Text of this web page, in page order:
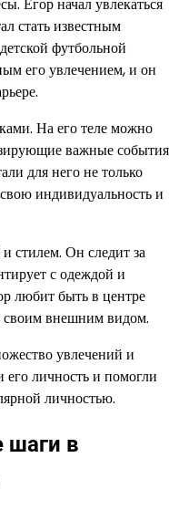
стать известным
футбольной
его увлечением, и он
На его теле можно
важные события
для него не только
индивидуальность и
стилем. Он следит за
с одеждой и
любит быть в центре
своим внешним видом.
увлечений и
личность и помогли
личностью.
шаги в